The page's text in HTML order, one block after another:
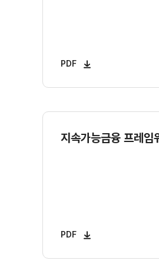
PDF
지속가능금융 프레임
PDF